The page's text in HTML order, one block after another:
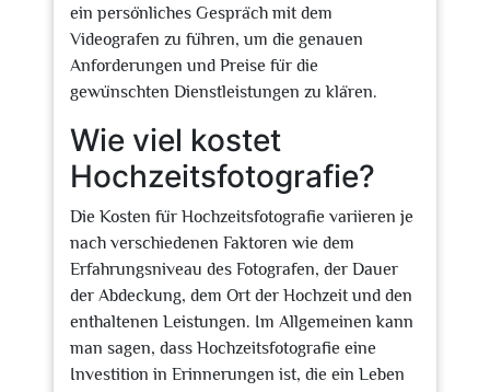
ein persönliches Gespräch mit dem
Videografen zu führen, um die genauen
Anforderungen und Preise für die
gewünschten Dienstleistungen zu klären.
Wie viel kostet
Hochzeitsfotografie?
Die Kosten für Hochzeitsfotografie variieren je
nach verschiedenen Faktoren wie dem
Erfahrungsniveau des Fotografen, der Dauer
der Abdeckung, dem Ort der Hochzeit und den
enthaltenen Leistungen. Im Allgemeinen kann
man sagen, dass Hochzeitsfotografie eine
Investition in Erinnerungen ist, die ein Leben